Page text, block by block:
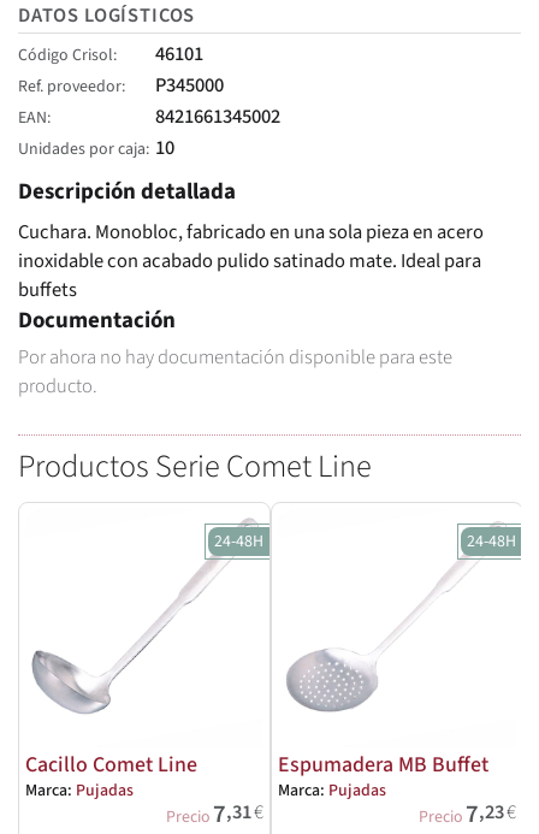
DATOS LOGÍSTICOS
Código Crisol 46101
Ref. proveedor P345000
EAN 8421661345002
Unidades por caja 10
Descripción detallada
Cuchara. Monobloc, fabricado en una sola pieza en acero
inoxidable con acabado pulido satinado mate. Ideal para
buffets
Documentación
Por ahora no hay documentación disponible para este
producto.
Productos Serie Comet Line
24-48H
Cacillo Comet Line
Marca: Pujadas
Precio 7,31€
24-48H
Espumadera MB Buffet
Marca: Pujadas
Precio 7,23€